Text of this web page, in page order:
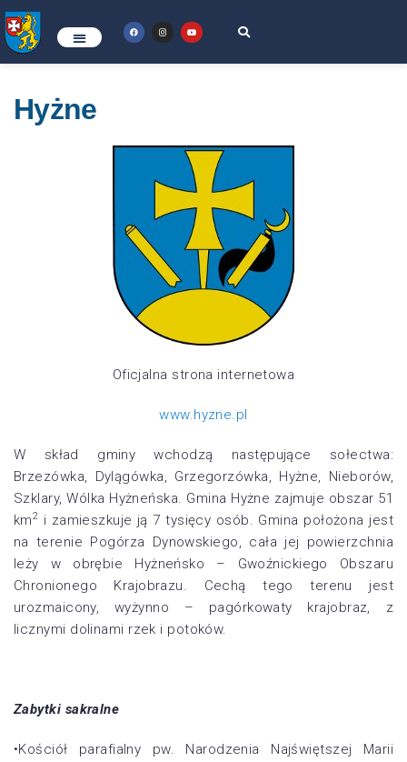
Hyżne
Oficjalna strona internetowa
www.hyzne.pl
W skład gminy wchodzą następujące sołectwa:
Brzezówka, Dylągówka, Grzegorzówka, Hyżne, Nieborów,
Szklary, Wólka Hyżneńska. Gmina Hyżne zajmuje obszar 51
km2 i zamieszkuje ją 7 tysięcy osób. Gmina położona jest
na terenie Pogórza Dynowskiego, cała jej powierzchnia
leży w obrębie Hyżneńsko – Gwoźnickiego Obszaru
Chronionego Krajobrazu. Cechą tego terenu jest
urozmaicony, wyżynno – pagórkowaty krajobraz, z
licznymi dolinami rzek i potoków.
Zabytki sakralne
•Kościół parafialny pw. Narodzenia Najświętszej Marii